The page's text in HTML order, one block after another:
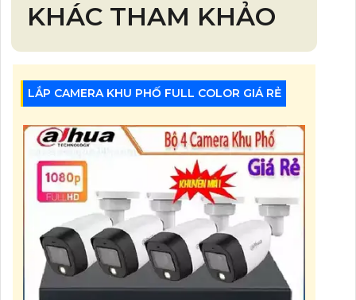
KHÁC THAM KHẢO
LẮP CAMERA KHU PHỐ FULL COLOR GIÁ RẺ